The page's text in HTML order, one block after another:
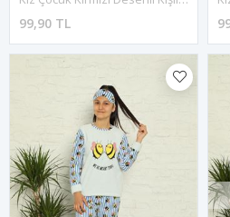
99,90 TL